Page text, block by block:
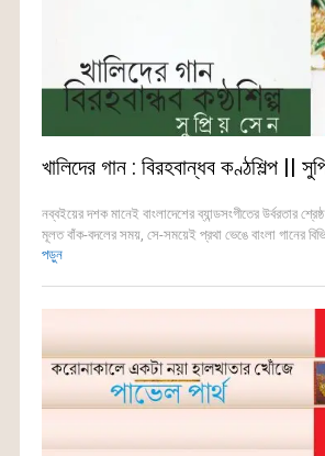
খালিদের গান : বিরহবান্ধব কণ্ঠশিল্প ||
নব্বইয়ের দশক মানেই বাংলাদেশের ব্যান্ডসংগীতের উর্বরতার
মূলত বাঁক-বদলের সময়, সে-সময়েই প্রথা ভেঙে বাংলা গানের
পড়ুন